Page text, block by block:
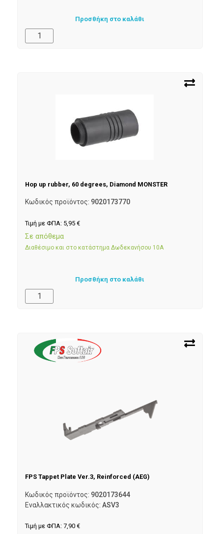
Προσθήκη στο καλάθι
Hop up rubber, 60 degrees, Diamond MONSTER
Κωδικός προϊόντος: 9020173770
Τιμή με ΦΠΑ: 5,95 €
Σε απόθεμα
Διαθέσιμο και στο κατάστημα Δωδεκανήσου 10Α
Προσθήκη στο καλάθι
FPS Tappet Plate Ver.3, Reinforced (AEG)
Κωδικός προϊόντος: 9020173644
Εναλλακτικός κωδικός: ASV3
Τιμή με ΦΠΑ: 7,90 €